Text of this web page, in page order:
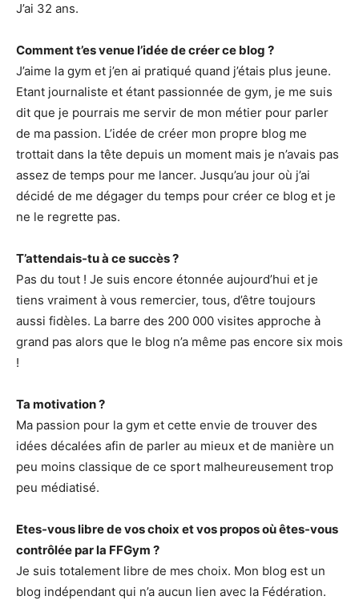
J’ai 32 ans.
Comment t’es venue l’idée de créer ce blog ?
J’aime la gym et j’en ai pratiqué quand j’étais plus jeune.
Etant journaliste et étant passionnée de gym, je me suis
dit que je pourrais me servir de mon métier pour parler
de ma passion. L’idée de créer mon propre blog me
trottait dans la tête depuis un moment mais je n’avais pas
assez de temps pour me lancer. Jusqu’au jour où j’ai
décidé de me dégager du temps pour créer ce blog et je
ne le regrette pas.
T’attendais-tu à ce succès ?
Pas du tout ! Je suis encore étonnée aujourd’hui et je
tiens vraiment à vous remercier, tous, d’être toujours
aussi fidèles. La barre des 200 000 visites approche à
grand pas alors que le blog n’a même pas encore six mois
!
Ta motivation ?
Ma passion pour la gym et cette envie de trouver des
idées décalées afin de parler au mieux et de manière un
peu moins classique de ce sport malheureusement trop
peu médiatisé.
Etes-vous libre de vos choix et vos propos où êtes-vous
contrôlée par la FFGym ?
Je suis totalement libre de mes choix. Mon blog est un
blog indépendant qui n’a aucun lien avec la Fédération.